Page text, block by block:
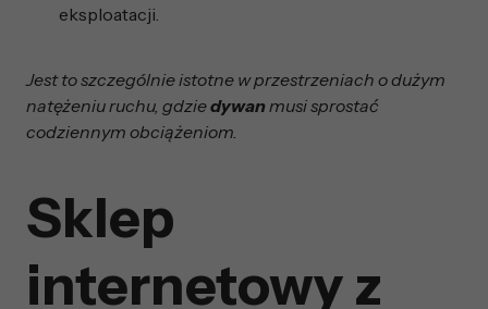
eksploatacji.
Jest to szczególnie istotne w przestrzeniach o dużym
natężeniu ruchu, gdziedywanmusi sprostać
codziennym obciążeniom.
Sklep
internetowy z